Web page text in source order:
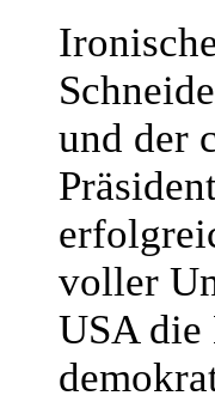
und der
voller
USA die